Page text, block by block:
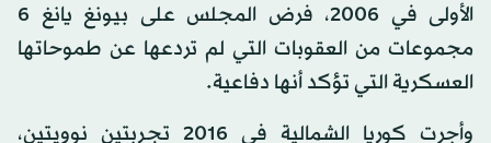
الأولى في 2006، فرض المجلس على بيونغ يانغ 6
مجموعات من العقوبات التي لم تردعها عن طموحاتها
العسكرية التي تؤكد أنها دفاعية.
وأجرت كوريا الشمالية في 2016 تجربتين نوويتين،